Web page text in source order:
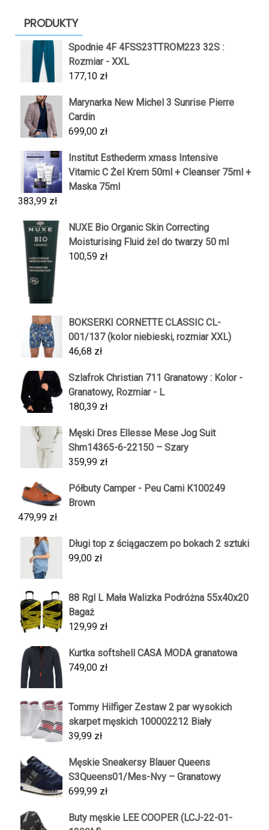
PRODUKTY
Spodnie 4F 4FSS23TTROM223 32S :
Rozmiar - XXL
177,10 zł
Marynarka New Michel 3 Sunrise Pierre
Cardin
699,00 zł
Institut Esthederm xmass Intensive
Vitamic C Żel Krem 50ml + Cleanser 75ml +
Maska 75ml
383,99 zł
NUXE Bio Organic Skin Correcting
Moisturising Fluid żel do twarzy 50 ml
100,59 zł
BOKSERKI CORNETTE CLASSIC CL-
001/137 (kolor niebieski, rozmiar XXL)
46,68 zł
Szlafrok Christian 711 Granatowy : Kolor -
Granatowy, Rozmiar - L
180,39 zł
Męski Dres Ellesse Mese Jog Suit
Shm14365-6-22150 – Szary
359,99 zł
Półbuty Camper - Peu Cami K100249
Brown
479,99 zł
Długi top z ściągaczem po bokach 2 sztuki
99,00 zł
88 Rgl L Mała Walizka Podróżna 55x40x20
Bagaż
129,99 zł
Kurtka softshell CASA MODA granatowa
749,00 zł
Tommy Hilfiger Zestaw 2 par wysokich
skarpet męskich 100002212 Biały
39,99 zł
Męskie Sneakersy Blauer Queens
S3Queens01/Mes-Nvy – Granatowy
699,99 zł
Buty męskie LEE COOPER (LCJ-22-01-